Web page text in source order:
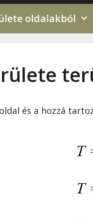
oldalakból
és a hozzá